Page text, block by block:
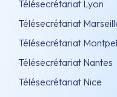
Télésecrétariat Lyon
Télésecrétariat
Télésecrétariat
Télésecrétariat Nantes
Télésecrétariat Nice